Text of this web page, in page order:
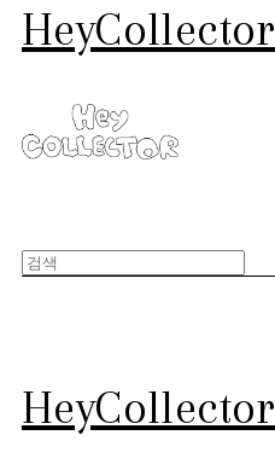
HeyCollector
HeyCollector